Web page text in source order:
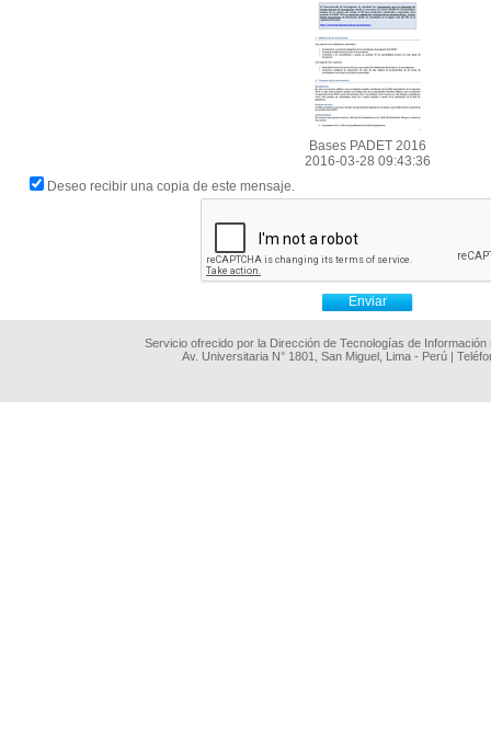
Bases PADET 2016
2016-03-28 09:43:36
Deseo recibir una copia de este mensaje.
Servicio ofrecido por la Dirección de Tecnologías de
Av. Universitaria N° 1801, San Miguel, Lima - Perú |